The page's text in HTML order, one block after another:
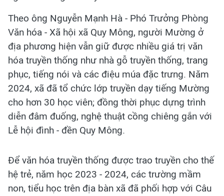
Theo ông Nguyễn Mạnh Hà - Phó Trưởng Phòng
Văn hóa - Xã hội xã Quy Mông, người Mường ở
địa phương hiện vẫn giữ được nhiều giá trị văn
hóa truyền thống như nhà gỗ truyền thống, trang
phục, tiếng nói và các điệu múa đặc trưng. Năm
2024, xã đã tổ chức lớp truyền dạy tiếng Mường
cho hơn 30 học viên; đồng thời phục dựng trình
diễn đâm đuống, nghệ thuật cồng chiêng gắn với
Lễ hội đình - đền Quy Mông.
Để văn hóa truyền thống được trao truyền cho thế
hệ trẻ, năm học 2023 - 2024, các trường mầm
non, tiểu học trên địa bàn xã đã phối hợp với Câu